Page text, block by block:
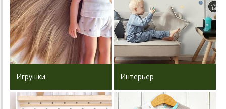
Игрушки Интерьер